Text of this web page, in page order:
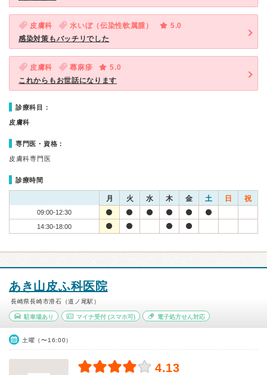
皮膚科 水いぼ（伝染性軟属腫）
5.0
感染対策もバッチリでした
皮膚科 蕁麻疹
5.0
これからもお世話になります
診療科目：
皮膚科
専門医・資格：
皮膚科専門医
診療時間
月 火 水 木 金 土 日 祝
09:00-12:30
14:30-18:00
あき山皮ふ科医院
長崎県長崎市滑石（道ノ尾駅）
駐車場あり マイナ受付(スマホ可) 電子処方せん対応
土曜（〜16:00）
4.13